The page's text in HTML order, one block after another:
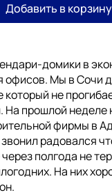
Добавить в корзину
домики в
офисов. Мы в Сочи
который не
На прошлой неделе
фирмы в
радовался
полгода не
На них